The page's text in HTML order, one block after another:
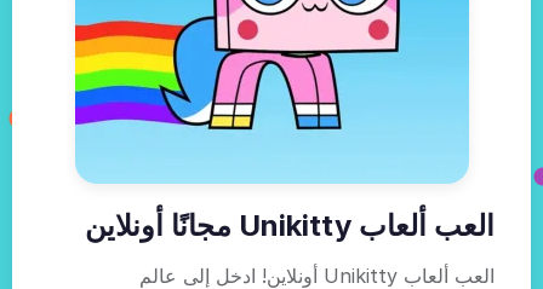
العب ألعاب Unikitty مجانًا أونلاين
العب ألعاب Unikitty أونلاين! ادخل إلى عالم